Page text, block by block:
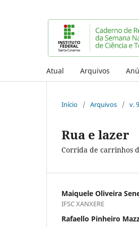
Atual Arquivos
Início / Arquivos / v.
Rua e lazer
Corrida de carrinhos
Maiquele Oliveira
IFSC XANXERE
Rafaello Pinheiro